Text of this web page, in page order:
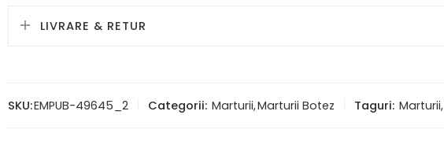
LIVRARE & RETUR
SKU:EMPUB-49645_2 Categorii: Marturii,Marturii Botez Taguri: Marturii,